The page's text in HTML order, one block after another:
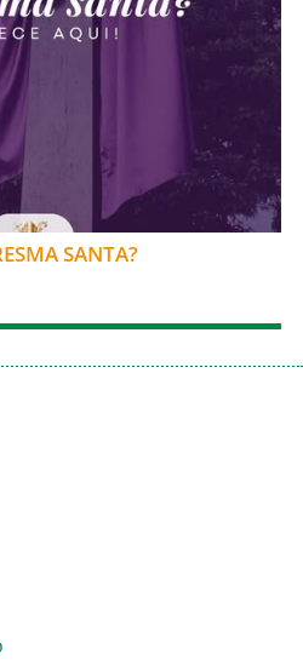
SANTA?